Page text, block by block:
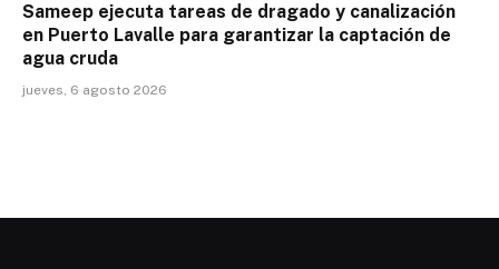
Sameep ejecuta tareas de dragado y canalización
en Puerto Lavalle para garantizar la captación de
agua cruda
jueves, 6 agosto 2026